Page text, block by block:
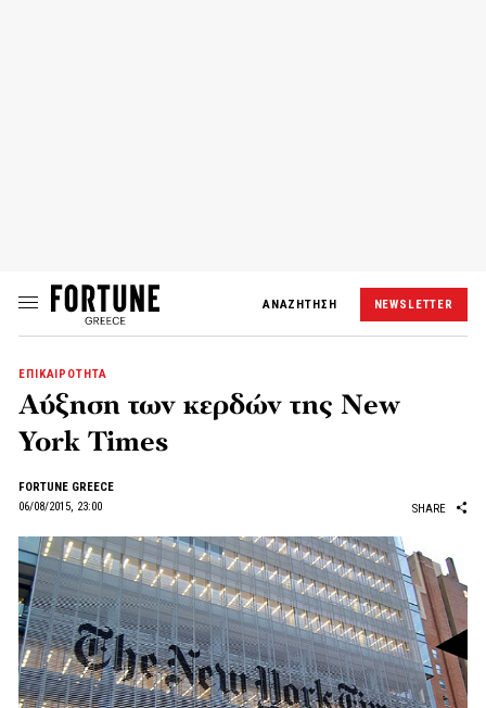
ΑΝΑΖΗΤΗΣΗ NEWSLETTER
ΕΠΙΚΑΙΡΟΤΗΤΑ
Αύξηση των κερδών της New
York Times
FORTUNE GREECE
06/08/2015, 23:00
SHARE